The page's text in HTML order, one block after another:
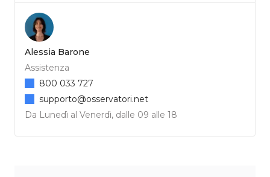
Alessia Barone
Assistenza
Da Lunedì al Venerdì, dalle 09 alle 18
800 033 727
supporto@osservatori.net